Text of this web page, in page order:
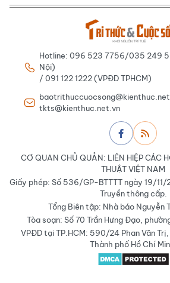
Hotline: 096 523 7756/035 249
Nội)
/ 091 122 1222 (VPĐD TPHCM)
tkts@kienthuc.net.vn
CƠ QUAN CHỦ QUẢN: LIÊN HIỆP CÁC
THUẬT VIỆT NAM
Giấy phép: Số 536/GP-BTTTT ngày 19/
Truyền thông cấp.
Tổng Biên tập: Nhà báo Nguyễn
Tòa soạn: Số 70 Trần Hưng Đạo,
VPĐD tại TP.HCM: 590/24 Phan Văn Trị,
Thành phố Hồ Chí